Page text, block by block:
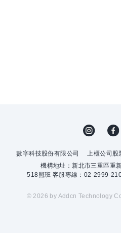
數字科技股份有限公司 上櫃公司股
機構地址：新北市三重區重
518熊班 客服專線：02-2999-
© 2026 by Addcn Technology